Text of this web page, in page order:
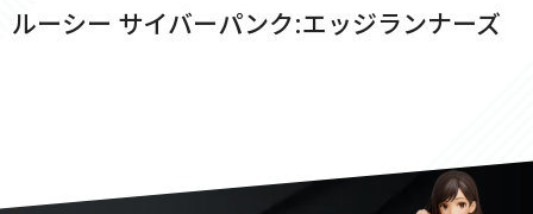
ルーシー サイバーパンク:エッジランナーズ